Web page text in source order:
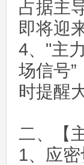
占据主
即将迎
4、"主
场信号
时提醒
二、【
1、应